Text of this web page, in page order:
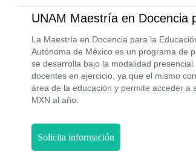
UNAM Maestría en Docencia
La Maestría en Docencia para la
Autónoma de México es un programa de
se desarrolla bajo la modalidad
docentes en ejercicio, ya que el mismo
área de la educación y permite acceder a
MXN al año.
Solicita información